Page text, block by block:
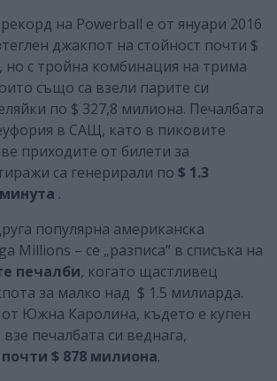
на Powerball е от януари 2016
джакпот на стойност почти $
но с тройна комбинация на трима
също са взели парите си
по $ 327,8 милиона. Печалбата
в САЩ, като в пиковите
приходите от билети за
са генерирали по $ 1.3
.
популярна американска
Millions – се „разписа” в списъка на
печалби, когато щастливец
за малко над $ 1.5 милиарда.
от Южна Каролина, където е купен
печалбата си веднага,
почти $ 878 милиона.